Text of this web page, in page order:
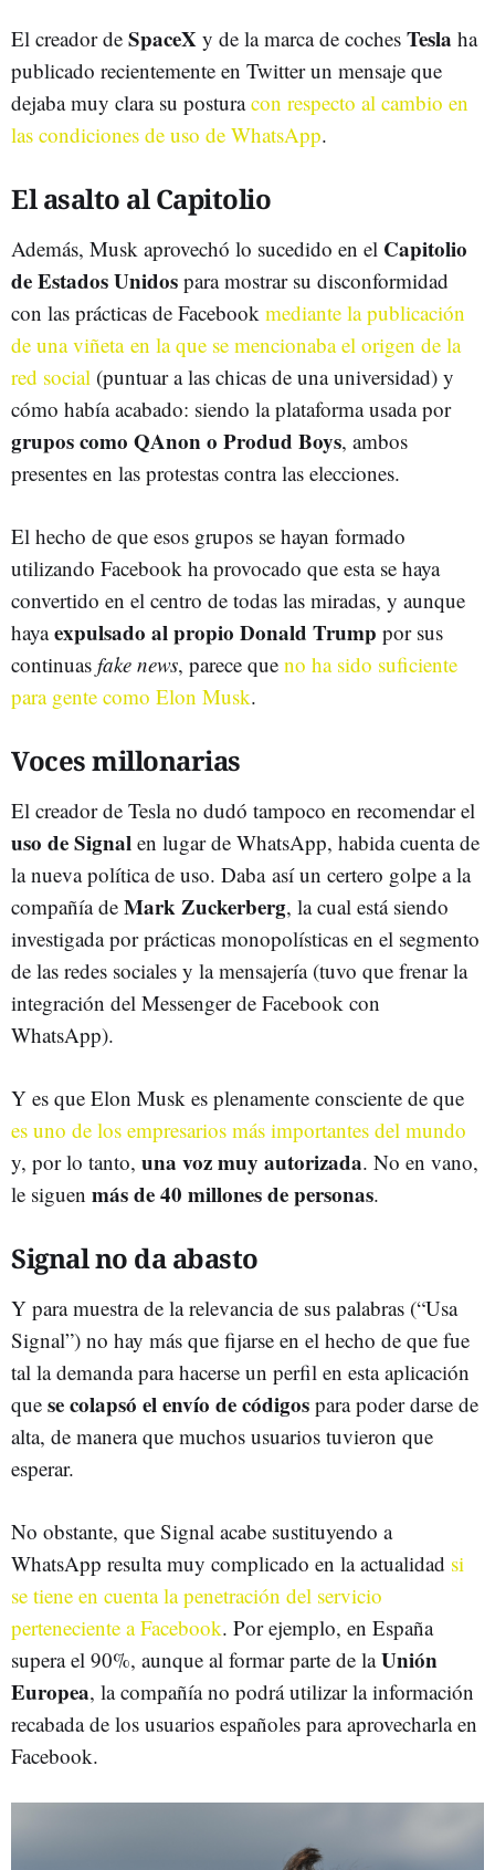
El creador de SpaceX y de la marca de coches Tesla ha
publicado recientemente en Twitter un mensaje que
dejaba muy clara su posturacon respecto al cambio en
las condiciones de uso de WhatsApp.
El asalto al Capitolio
Además, Musk aprovechó lo sucedido en el Capitolio
de Estados Unidos para mostrar su disconformidad
con las prácticas de Facebook mediante la publicación
de una viñeta en la que se mencionaba el origen de la
red social (puntuar a las chicas de una universidad) y
cómo había acabado: siendo la plataforma usada por
grupos como QAnon o Produd Boys, ambos
presentes en las protestas contra las elecciones.
El hecho de que esos grupos se hayan formado
utilizando Facebook ha provocado que esta se haya
convertido en el centro de todas las miradas, y aunque
hayaexpulsado al propio Donald Trump por sus
continuas fake news, parece que no ha sido suficiente
para gente como Elon Musk.
Voces millonarias
El creador de Tesla no dudó tampoco en recomendar el
uso de Signal en lugar de WhatsApp, habida cuenta de
la nueva política de uso. Daba así un certero golpe a la
compañía de Mark Zuckerberg, la cual está siendo
investigada por prácticas monopolísticas en el segmento
de las redes sociales y la mensajería (tuvo que frenar la
integración del Messenger de Facebook con
WhatsApp).
Y es que Elon Musk es plenamente consciente de que
es uno de los empresarios más importantes del mundo
y, por lo tanto, una voz muy autorizada. No en vano,
le siguen más de 40 millones de personas.
Signal no da abasto
Y para muestra de la relevancia de sus palabras (“Usa
Signal”) no hay más que fijarse en el hecho de que fue
tal la demanda para hacerse un perfil en esta aplicación
que se colapsó el envío de códigos para poder darse de
alta, de manera que muchos usuarios tuvieron que
esperar.
No obstante, que Signal acabe sustituyendo a
WhatsApp resulta muy complicado en la actualidad si
se tiene en cuenta la penetración del servicio
perteneciente a Facebook. Por ejemplo, en España
supera el 90%, aunque al formar parte de laUnión
Europea, la compañía no podrá utilizar la información
recabada de los usuarios españoles para aprovecharla en
Facebook.